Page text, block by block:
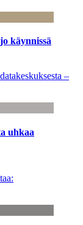
käynnissä
–
uhkaa